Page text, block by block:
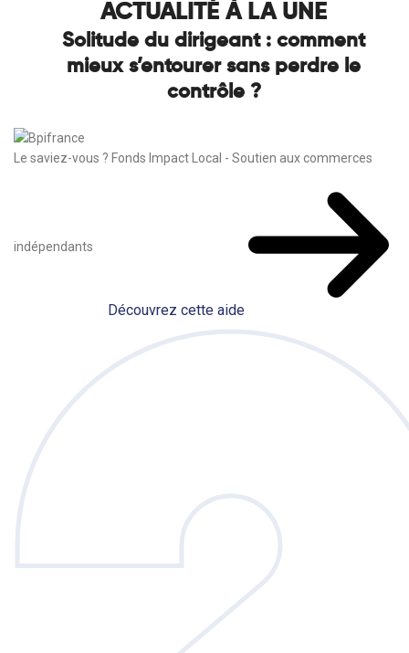
ACTUALITÉ À LA UNE
Solitude du dirigeant : comment
mieux s’entourer sans perdre le
contrôle ?
Le saviez-vous ? Fonds Impact Local - Soutien aux commerces
indépendants
Découvrez cette aide